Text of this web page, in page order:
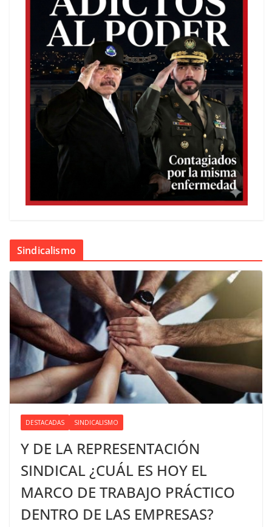
Sindicalismo
DESTACADAS SINDICALISMO
Y DE LA REPRESENTACIÓN
SINDICAL ¿CUÁL ES HOY EL
MARCO DE TRABAJO PRÁCTICO
DENTRO DE LAS EMPRESAS?